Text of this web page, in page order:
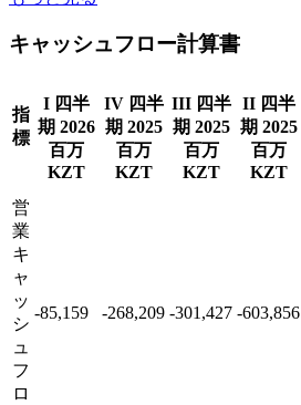
キャッシュフロー計算書
指
標
I 四半
期 2026
百万
KZT
IV 四半
期 2025
百万
KZT
III 四半
期 2025
百万
KZT
II 四半
期 2025
百万
KZT
営
業
キ
ャ
ッ
シ
ュ
フ
ロ
-85,159 -268,209 -301,427 -603,856